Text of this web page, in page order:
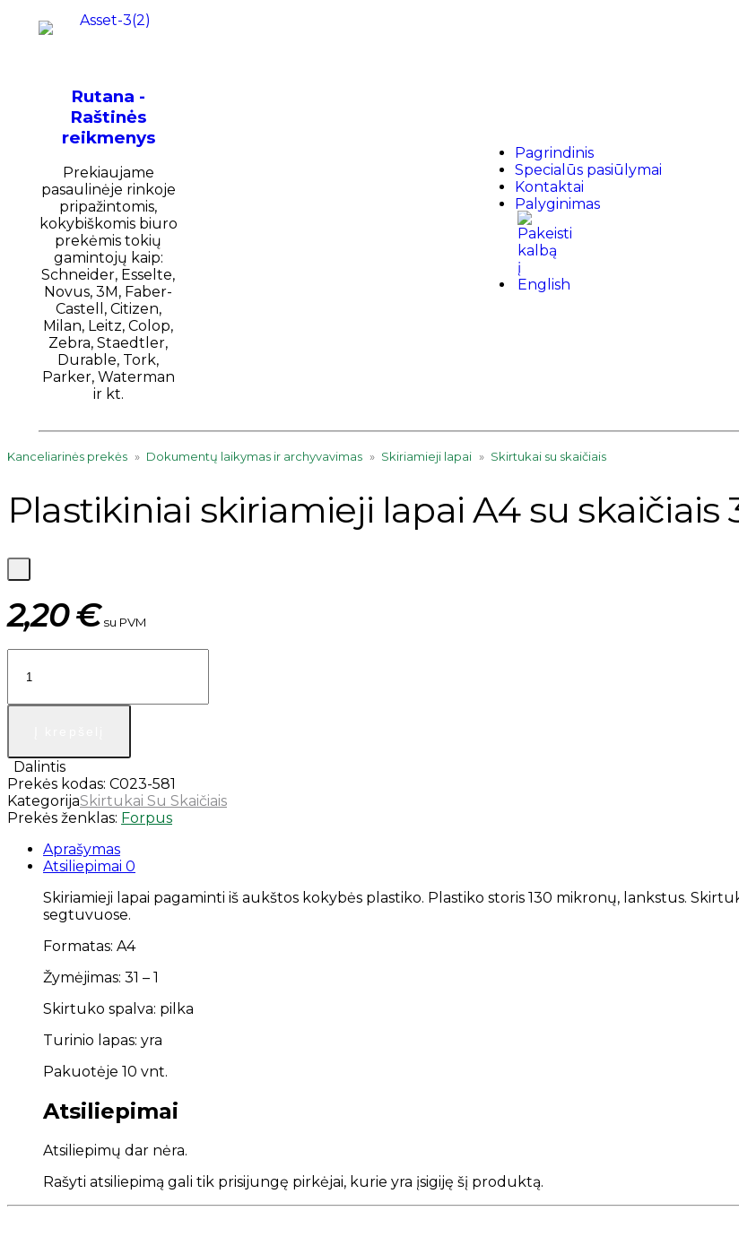
Rutana -
Raštinės
reikmenys
Prekiaujame
pasaulinėje rinkoje
pripažintomis,
kokybiškomis biuro
prekėmis tokių
gamintojų kaip:
Schneider, Esselte,
Novus, 3M, Faber-
Castell, Citizen,
Milan, Leitz, Colop,
Zebra, Staedtler,
Durable, Tork,
Parker, Waterman
ir kt.
Pagrindinis
Specialūs pasiūlymai
Kontaktai
Palyginimas
Kanceliarinės prekės » Dokumentų laikymas ir archyvavimas » Skiriamieji lapai » Skirtukai su skaičiais
Plastikiniai skiriamieji lapai A4 su skaičiais
2,20€ su PVM
Dalintis
Prekės kodas: C023-581
KategorijaSkirtukai Su Skaičiais
Prekės ženklas: Forpus
Aprašymas
Atsiliepimai 0
Skiriamieji lapai pagaminti iš aukštos kokybės plastiko. Plastiko storis 130 mikronų, lankstus.
segtuvuose.
Formatas: A4
Žymėjimas: 31 – 1
Skirtuko spalva: pilka
Turinio lapas: yra
Pakuotėje 10 vnt.
Atsiliepimai
Atsiliepimų dar nėra.
Rašyti atsiliepimą gali tik prisijungę pirkėjai, kurie yra įsigiję šį produktą.